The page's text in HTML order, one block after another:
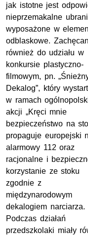
jak istotne jest
nieprzemakalne
wyposażone w
odblaskowe.
również do udziału w
konkursie plastyczno-
filmowym, pn.
Dekalog”, który
w ramach
akcji „Kręci mnie
bezpieczeństwo na
propaguje europejski
alarmowy 112 oraz
racjonalne i
korzystanie ze stoku
zgodnie z
międzynarodowym
dekalogiem narciarza.
Podczas działań
przedszkolaki miały